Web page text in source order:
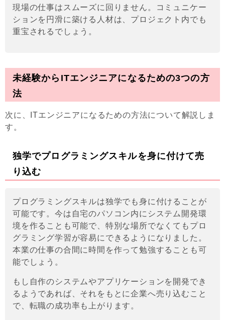
現場の仕事はスムーズに回りません。コミュニケー
ションを円滑に築ける人材は、プロジェクト内でも
重宝されるでしょう。
未経験からITエンジニアになるための3つの方
法
次に、ITエンジニアになるための方法について解説しま
す。
独学でプログラミングスキルを身に付けて売
り込む
プログラミングスキルは独学でも身に付けることが
可能です。今は自宅のパソコン内にシステム開発環
境を作ることも可能で、特別な場所でなくてもプロ
グラミング学習が容易にできるようになりました。
本業の仕事の合間に時間を作って勉強することも可
能でしょう。
もし自作のシステムやアプリケーションを開発でき
るようであれば、それをもとに企業へ売り込むこと
で、転職の成功率も上がります。